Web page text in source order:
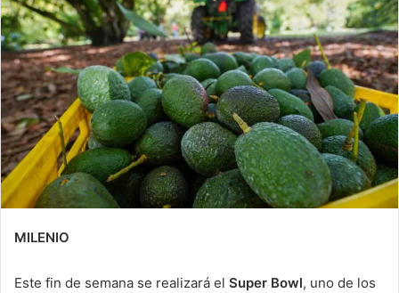
MILENIO
Este fin de semana se realizará el Super Bowl, uno de los